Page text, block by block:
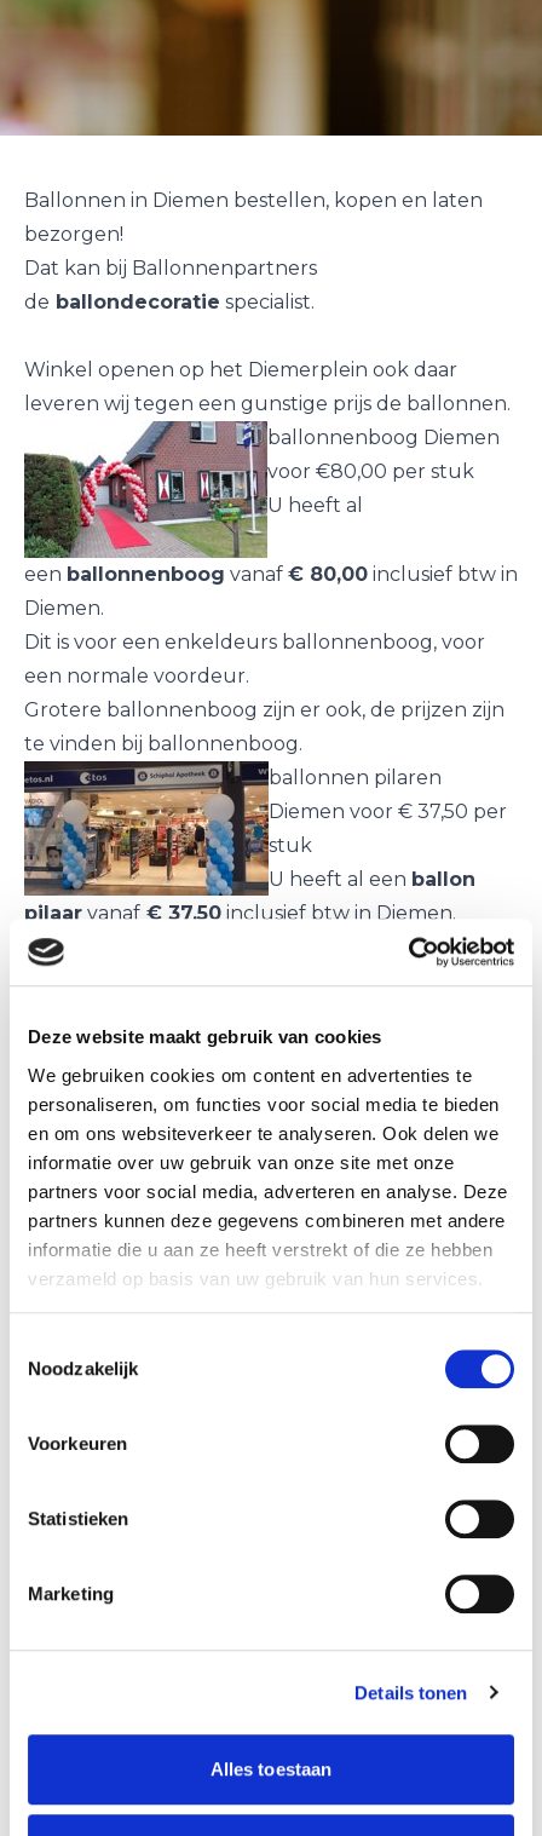
Deze website maakt gebruik van cookies
We gebruiken cookies om content en advertenties te
personaliseren, om functies voor social media te bieden
en om ons websiteverkeer te analyseren. Ook delen we
informatie over uw gebruik van onze site met onze
partners voor social media, adverteren en analyse. Deze
partners kunnen deze gegevens combineren met andere
informatie die u aan ze heeft verstrekt of die ze hebben
verzameld op basis van uw gebruik van hun services.
Noodzakelijk
Voorkeuren
Statistieken
Marketing
Details tonen
Alles toestaan
Ballonnen in Diemen bestellen, kopen en laten
bezorgen!
Dat kan bij Ballonnenpartners
de ballondecoratie specialist.
Winkel openen op het Diemerplein ook daar
leveren wij tegen een gunstige prijs de ballonnen.
ballonnenboog Diemen
voor €80,00 per stuk
U heeft al
een ballonnenboog vanaf € 80,00 inclusief btw in
Diemen.
Dit is voor een enkeldeurs ballonnenboog, voor
een normale voordeur.
Grotere ballonnenboog zijn er ook, de prijzen zijn
te vinden bij ballonnenboog.
ballonnen pilaren
Diemen voor € 37,50 per
stuk
U heeft al een ballon
pilaar vanaf € 37,50 inclusief btw in Diemen.
Dit is voor een ballon pilaar van c.a. 2,25 meter
hoog zonder top ballon.
€40,00 per stuk.
Afwijkende maten en top ballonnen zijn te vinden
bijballonnen pilaren.
helium ballonnen
Diemen vanaf € 1,90 per
stuk
U heeft al helium
Met helium ballonnen is heel veel mogelijk.
U kunt deze tegen het plafond laten zweven als
ballonnen hemel, trosjes van maken voor op tafel
Kant en klaar helium trosjes
afhankelijk van de afname, bij grotere bestelling
ballondecoraties Diemen
Naast ballonnenbogen, ballon pilaren en helium
ballondecoraties in Diemen.